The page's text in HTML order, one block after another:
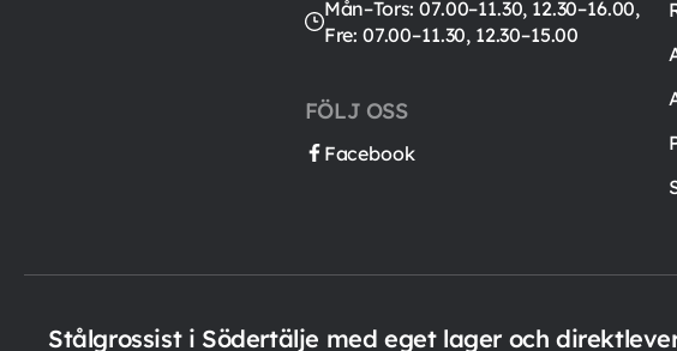
Mån–Tors: 07.00–11.30, 12.30–16.00,
Fre: 07.00–11.30, 12.30–15.00
FÖLJ OSS
Facebook
Stålgrossist i Södertälje med eget lager och